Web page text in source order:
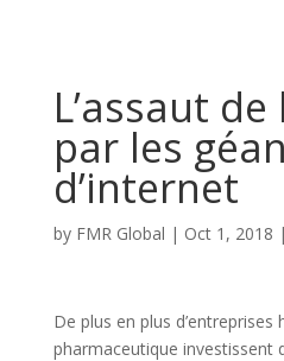
L’assaut
par les
d’internet
by FMR Global | Oct 1, 2018 |
De plus en plus d’entreprises
pharmaceutique investissent